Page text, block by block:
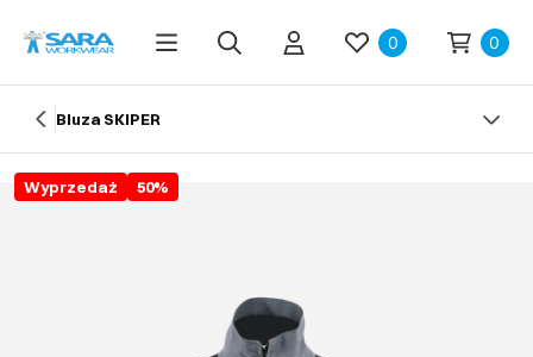
0 0
Bluza SKIPER
Wyprzedaż 50%